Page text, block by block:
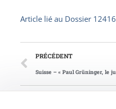
Article lié au Dossier 12416
PRÉCÉDENT